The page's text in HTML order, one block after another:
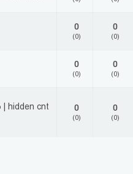
0
(0)
0
(0)
0
(0)
0
(0)
hidden cnt
0
(0)
0
(0)